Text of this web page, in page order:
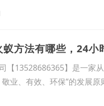
方法有哪些，24小
【13528686365】是一家
业、有效、环保”的发展